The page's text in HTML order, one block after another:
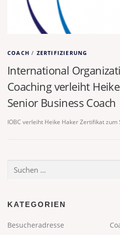
COACH / ZERTIFIZIERUNG
International
Coaching verleiht
Senior Business Coach
IOBC verleiht Heike Haker Zertifikat zum
nach:
KATEGORIEN
Besucheradresse